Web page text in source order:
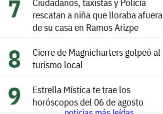
rescatan a niña que lloraba afuera
de su casa en Ramos Arizpe
Cierre de Magnicharters golpeó al
turismo local
Estrella Mística te trae los
horóscopos del 06 de agosto